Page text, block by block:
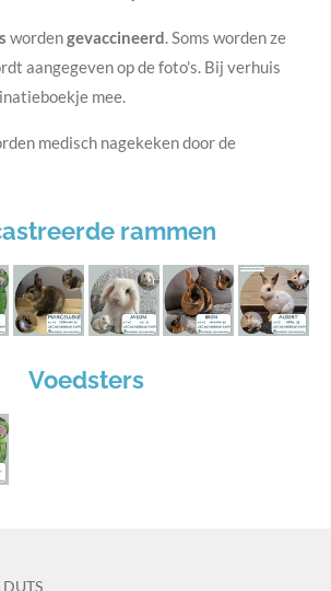
wordengevaccineerd. Soms worden ze
aangegeven op de foto's. Bij verhuis
mee.
medisch nagekeken door de
rammen
Voedsters